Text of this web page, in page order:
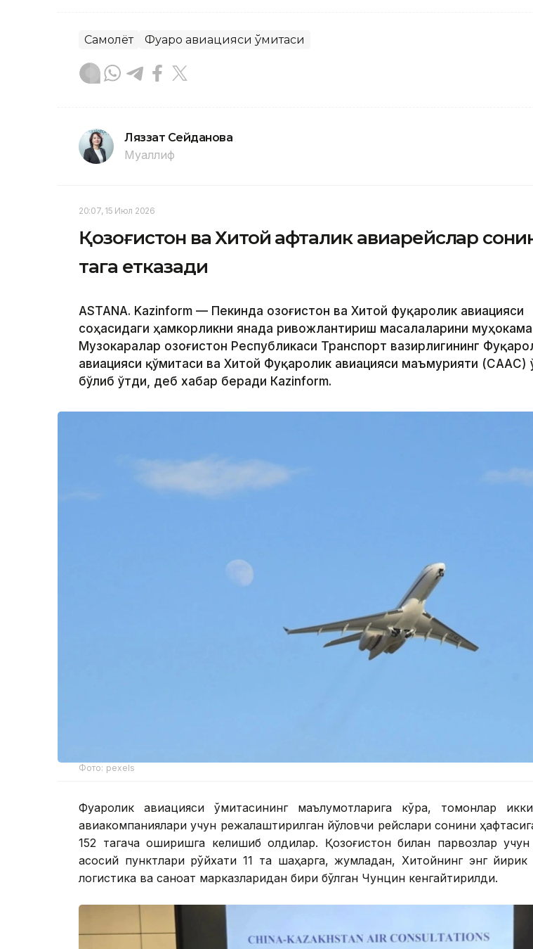
Самолёт Фуқаро авиацияси қўмитаси
Ляззат Сейданова
Муаллиф
20:07, 15 Июл 2026
Қозоғистон ва Хитой ҳафталик авиарейслар
тага етказади
ASTANA. Kazinform — Пекинда Қозоғистон ва Хитой фуқаролик авиацияси
соҳасидаги ҳамкорликни янада ривожлантириш масалаларини
Музокаралар Қозоғистон Республикаси Транспорт вазирлигининг
авиацияси қўмитаси ва Хитой Фуқаролик авиацияси маъмурияти (CААC)
бўлиб ўтди, деб хабар беради Кazinform.
Фото: pexels
Фуқаролик авиацияси қўмитасининг маълумотларига кўра, томонлар
авиакомпаниялари учун режалаштирилган йўловчи рейслари сонини
152 тагача оширишга келишиб олдилар. Қозоғистон билан парвозлар
асосий пунктлари рўйхати 11 та шаҳарга, жумладан, Хитойнинг энг йирик
логистика ва саноат марказларидан бири бўлган Чунцин кенгайтирилди.